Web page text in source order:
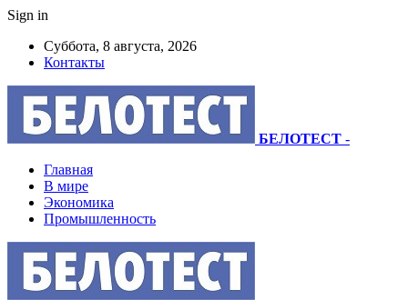
Sign in
Суббота, 8 августа, 2026
Контакты
БЕЛОТЕСТ -
Главная
В мире
Экономика
Промышленность